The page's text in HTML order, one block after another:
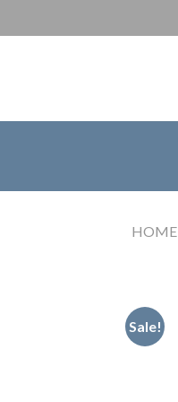
to
HOME
Sale!